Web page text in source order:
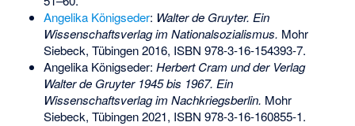
Angelika Königseder: Walter de Gruyter. Ein
Wissenschaftsverlag im Nationalsozialismus. Mohr
Siebeck, Tübingen 2016, ISBN 978-3-16-154393-7.
Angelika Königseder: Herbert Cram und der Verlag
Walter de Gruyter 1945 bis 1967. Ein
Wissenschaftsverlag im Nachkriegsberlin. Mohr
Siebeck, Tübingen 2021, ISBN 978-3-16-160855-1.